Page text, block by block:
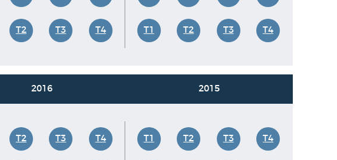
T2 T3 T4 T1 T2 T3 T4
2016
T2 T3 T4
2015
T1 T2 T3 T4